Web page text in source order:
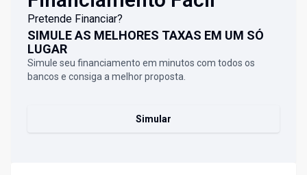
Pretende Financiar?
SIMULE AS MELHORES TAXAS EM UM SÓ
LUGAR
Simule seu financiamento em minutos com todos os
bancos e consiga a melhor proposta.
Simular